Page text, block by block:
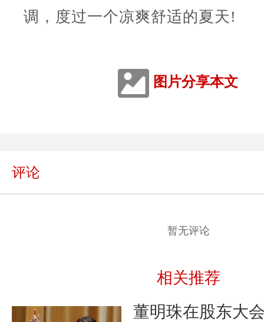
调，度过一个凉爽舒适的夏天!
图片分享本文
评论
暂无评论
相关推荐
董明珠在股东大